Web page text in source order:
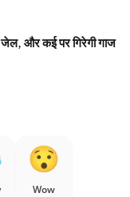
और कई पर गिरेगी गाज
Wow